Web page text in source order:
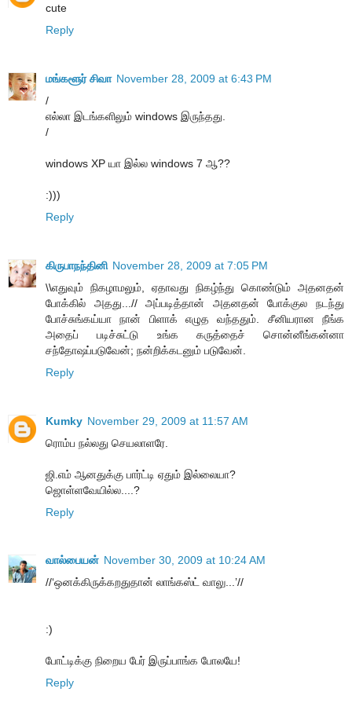
cute
Reply
மங்களூர் சிவா November 28, 2009 at 6:43 PM
/
எல்லா இடங்களிலும் windows இருந்தது.
/
windows XP யா இல்ல windows 7 ஆ??
:)))
Reply
கிருபாநந்தினி November 28, 2009 at 7:05 PM
\\எதுவும் நிகழாமலும், ஏதாவது நிகழ்ந்து கொண்டும் அதனதன்
போக்கில் அதது...// அப்படித்தான் அதனதன் போக்குல நடந்து
போச்சுங்கய்யா நான் பிளாக் எழுத வந்ததும். சீனியரான நீங்க
அதைப் படிச்சுட்டு உங்க கருத்தைச் சொன்னீங்கன்னா
சந்தோஷப்படுவேன்; நன்றிக்கடனும் படுவேன்.
Reply
Kumky November 29, 2009 at 11:57 AM
ரொம்ப நல்லது செயலாளரே.
ஜி.எம் ஆனதுக்கு பார்ட்டி ஏதும் இல்லையா?
ஜொள்ளவேயில்ல....?
Reply
வால்பையன் November 30, 2009 at 10:24 AM
//‘ஒனக்கிருக்கறதுதான் லாங்கஸ்ட் வாலு...’//
:)
போட்டிக்கு நிறைய பேர் இருப்பாங்க போலயே!
Reply